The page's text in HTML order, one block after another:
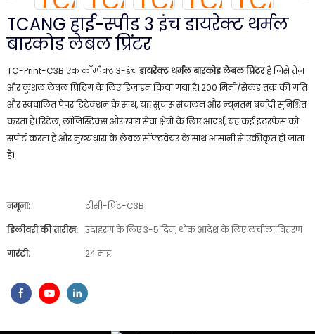
TCANG हाई-स्पीड 3 इंच डायरेक्ट थर्मल
बारकोड लेबल प्रिंटर
TC-Print-C3B एक कॉम्पैक्ट 3-इंचडायरेक्ट थर्मल बारकोड लेबल प्रिंटरहै जिसे तेज़
और कुशल लेबल प्रिंटिंग के लिए डिज़ाइन किया गया है। 200 मिमी/सेकंड तक की गति
और स्वचालित पेपर डिटेक्शन के साथ, यह सुचारू संचालन और न्यूनतम बर्बादी सुनिश्चित
करता है। रिटेल, लॉजिस्टिक्स और खाद्य सेवा क्षेत्रों के लिए आदर्श, यह कई इंटरफेस को
सपोर्ट करता है और मुख्यधारा के लेबल सॉफ़्टवेयर के साथ आसानी से एकीकृत हो जाता
है।
नमूना:
टीसी-प्रिंट-C3B
डिलीवरी की तारीख: उदाहरण के लिए 3-5 दिन, थोक आदेश के लिए लचीला वितरण
गारंटी:
24 माह